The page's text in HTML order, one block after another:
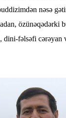
nəsə
özünəqədərki
dini-fəlsəfi cərəyan